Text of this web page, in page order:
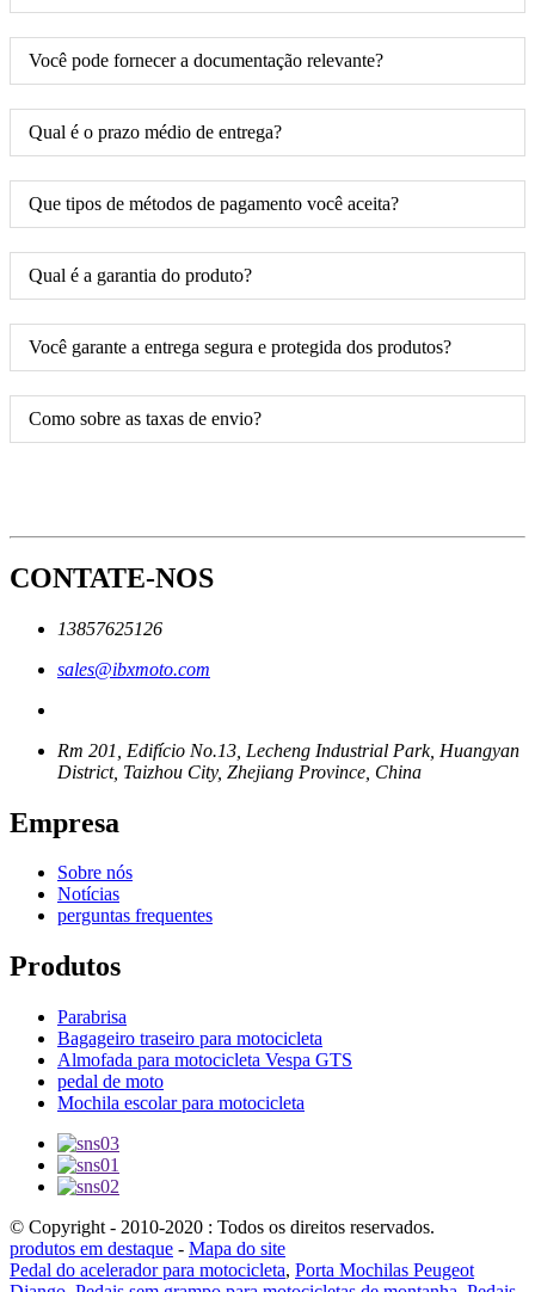
Você pode fornecer a documentação relevante?
Qual é o prazo médio de entrega?
Que tipos de métodos de pagamento você aceita?
Qual é a garantia do produto?
Você garante a entrega segura e protegida dos produtos?
Como sobre as taxas de envio?
CONTATE-NOS
13857625126
sales@ibxmoto.com
Rm 201, Edifício No.13, Lecheng Industrial Park, Huangyan
District, Taizhou City, Zhejiang Province, China
Empresa
Sobre nós
Notícias
perguntas frequentes
Produtos
Parabrisa
Bagageiro traseiro para motocicleta
Almofada para motocicleta Vespa GTS
pedal de moto
Mochila escolar para motocicleta
© Copyright - 2010-2020 : Todos os direitos reservados.
produtos em destaque - Mapa do site
Pedal do acelerador para motocicleta, Porta Mochilas Peugeot